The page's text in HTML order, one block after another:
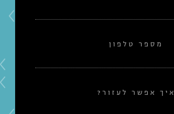
מספר טלפון
איך אפשר לעזור?